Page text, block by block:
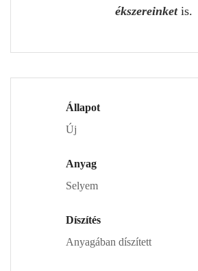
ékszereinketis.
Állapot
Új
Anyag
Selyem
Díszítés
Anyagában díszített